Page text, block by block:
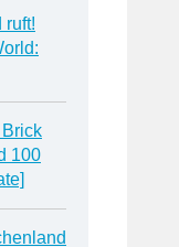
ruft!
Brick
100